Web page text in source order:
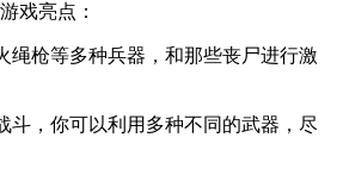
戏亮点：
绳枪等多种兵器，和那些丧尸进行激
斗，你可以利用多种不同的武器，尽